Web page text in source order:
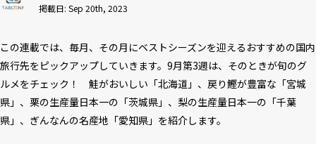
掲載日: Sep 20th, 2023
この連載では、毎月、その月にベストシーズンを迎えるおすすめの国内
旅行先をピックアップしていきます。9月第3週は、そのときが旬のグ
ルメをチェック！ 鮭がおいしい「北海道」、戻り鰹が豊富な「宮城
県」、栗の生産量日本一の「茨城県」、梨の生産量日本一の「千葉
県」、ぎんなんの名産地「愛知県」を紹介します。